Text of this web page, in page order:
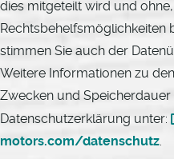
dies mitgeteilt wird und
Rechtsbehelfsmöglichkeiten
stimmen Sie auch der
Weitere Informationen zu
Zwecken und Speicherdauer
Datenschutzerklärung unter:
motors.com/datenschutz.